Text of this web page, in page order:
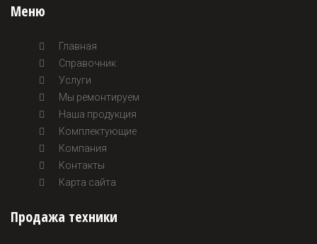
Меню
Главная
Справочник
Услуги
Мы ремонтируем
Наша продукция
Комплектующие
Компания
Контакты
Карта сайта
Продажа техники